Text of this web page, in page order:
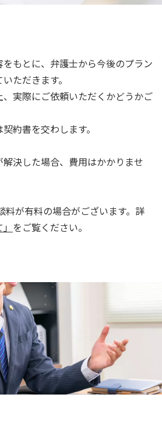
もとに、弁護士から今後のプラン
ただきます。
実際にご依頼いただくかどうかご
約書を交わします。
決した場合、費用はかかりませ
料が有料の場合がございます。詳
をご覧ください。